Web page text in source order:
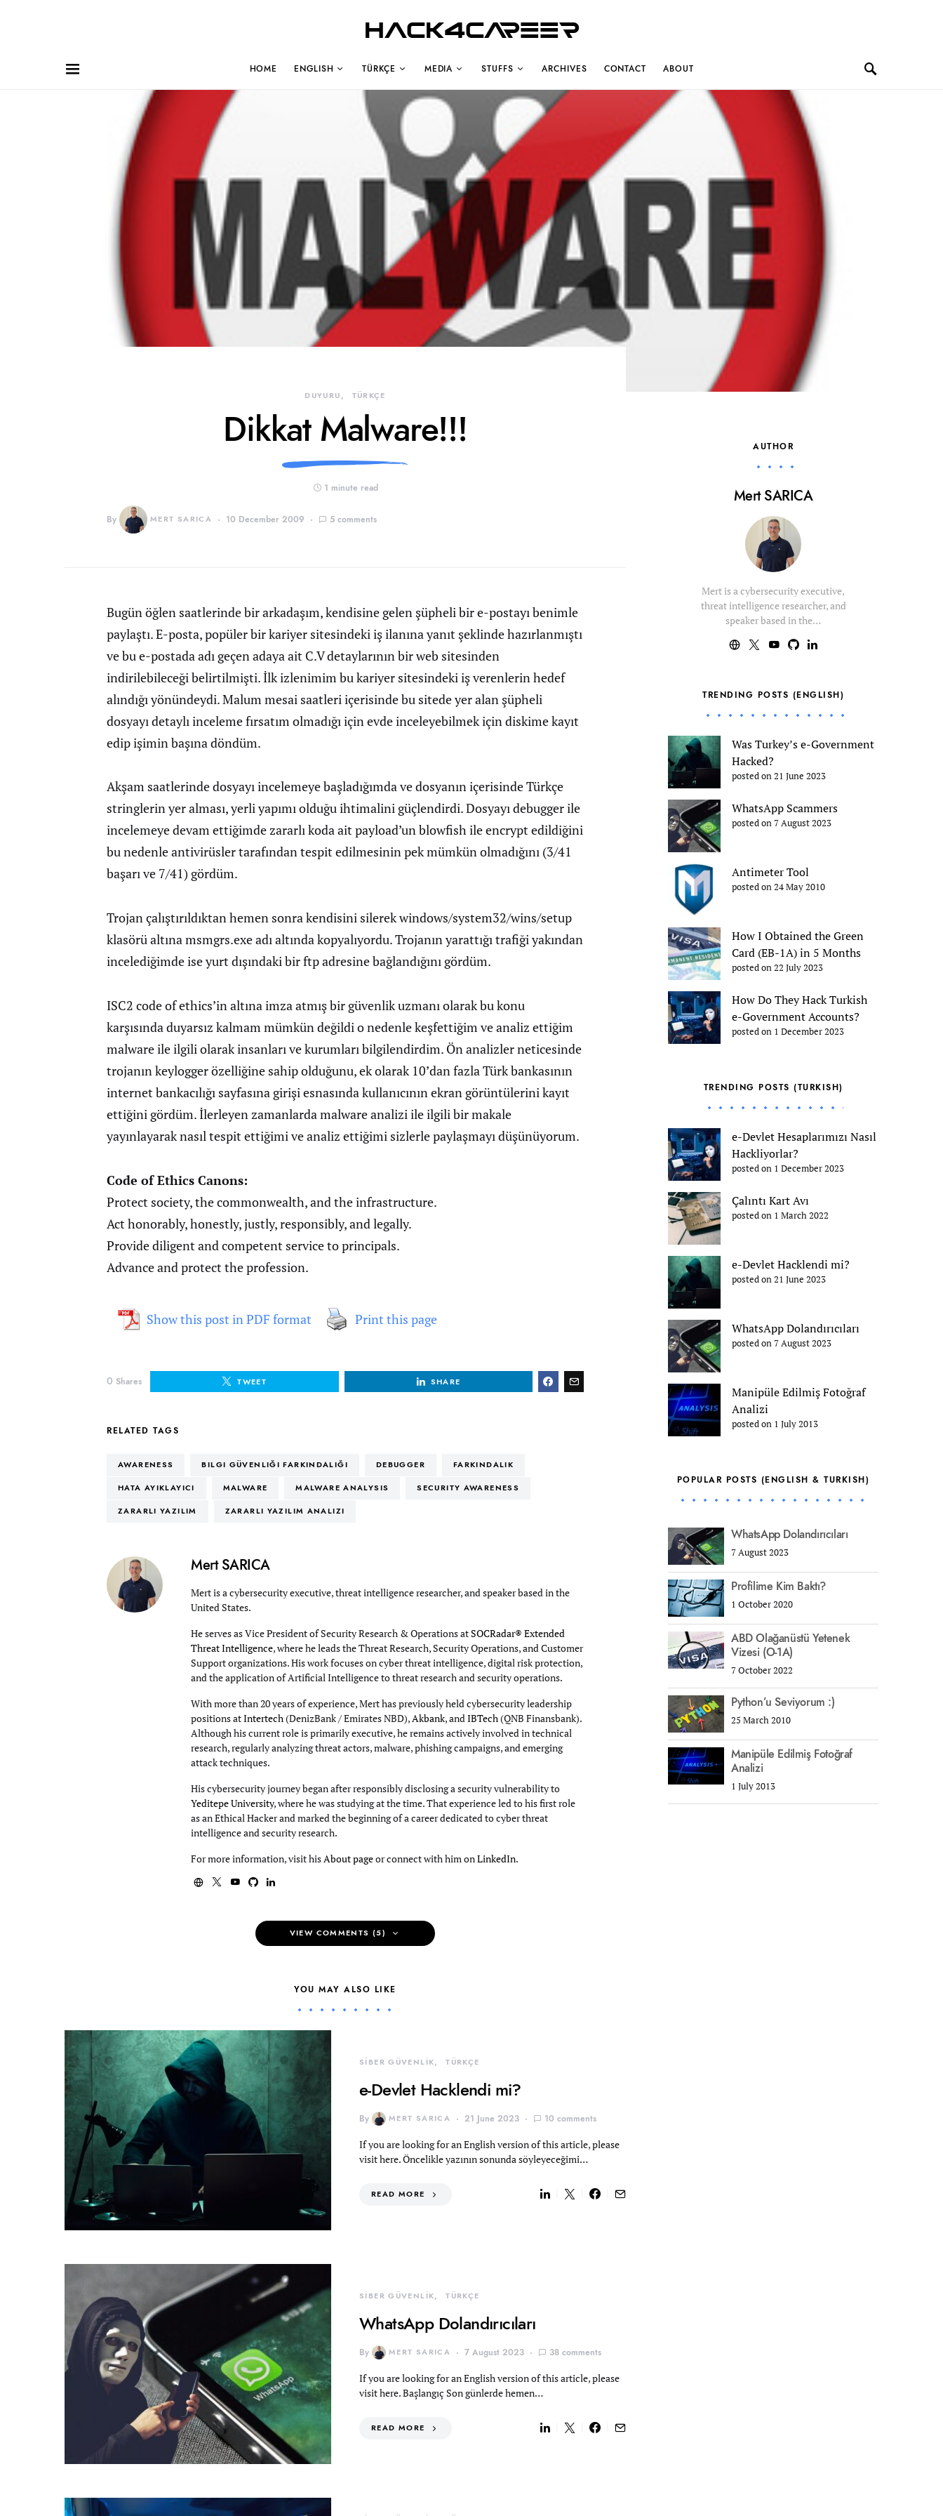
Hack4Career
HOME ENGLISH TÜRKÇE MEDIA STUFFS ARCHIVES CONTACT ABOUT
DUYURU TÜRKÇE
Dikkat Malware!!!
1 minute read
By MERT SARICA 10 December 2009 5 comments
Bugün öğlen saatlerinde bir arkadaşım, kendisine gelen şüpheli bir e-postayı benimle
paylaştı. E-posta, popüler bir kariyer sitesindeki iş ilanına yanıt şeklinde hazırlanmıştı
ve bu e-postada adı geçen adaya ait C.V detaylarının bir web sitesinden
indirilebileceği belirtilmişti. İlk izlenimim bu kariyer sitesindeki iş verenlerin hedef
alındığı yönündeydi. Malum mesai saatleri içerisinde bu sitede yer alan şüpheli
dosyayı detaylı inceleme fırsatım olmadığı için evde inceleyebilmek için diskime kayıt
edip işimin başına döndüm.
Akşam saatlerinde dosyayı incelemeye başladığımda ve dosyanın içerisinde Türkçe
stringlerin yer alması, yerli yapımı olduğu ihtimalini güçlendirdi. Dosyayı debugger ile
incelemeye devam ettiğimde zararlı koda ait payload’un blowfish ile encrypt edildiğini
bu nedenle antivirüsler tarafından tespit edilmesinin pek mümkün olmadığını (3/41
başarı ve 7/41) gördüm.
Trojan çalıştırıldıktan hemen sonra kendisini silerek windows/system32/wins/setup
klasörü altına msmgrs.exe adı altında kopyalıyordu. Trojanın yarattığı trafiği yakından
incelediğimde ise yurt dışındaki bir ftp adresine bağlandığını gördüm.
ISC2 code of ethics’in altına imza atmış bir güvenlik uzmanı olarak bu konu
karşısında duyarsız kalmam mümkün değildi o nedenle keşfettiğim ve analiz ettiğim
malware ile ilgili olarak insanları ve kurumları bilgilendirdim. Ön analizler neticesinde
trojanın keylogger özelliğine sahip olduğunu, ek olarak 10’dan fazla Türk bankasının
internet bankacılığı sayfasına girişi esnasında kullanıcının ekran görüntülerini kayıt
ettiğini gördüm. İlerleyen zamanlarda malware analizi ile ilgili bir makale
yayınlayarak nasıl tespit ettiğimi ve analiz ettiğimi sizlerle paylaşmayı düşünüyorum.
Code of Ethics Canons:
Protect society, the commonwealth, and the infrastructure.
Act honorably, honestly, justly, responsibly, and legally.
Provide diligent and competent service to principals.
Advance and protect the profession.
Show this post in PDF format Print this page
0 Shares TWEET SHARE
RELATED TAGS
AWARENESS BILGI GÜVENLIĞI FARKINDALIĞI DEBUGGER FARKINDALIK
HATA AYIKLAYICI MALWARE MALWARE ANALYSIS SECURITY AWARENESS
ZARARLI YAZILIM ZARARLI YAZILIM ANALIZI
Mert SARICA
Mert is a cybersecurity executive, threat intelligence researcher, and speaker based in the
United States.
He serves as Vice President of Security Research & Operations atSOCRadar® Extended
Threat Intelligence, where he leads the Threat Research, Security Operations, and Customer
Support organizations. His work focuses on cyber threat intelligence, digital risk protection,
and the application of Artificial Intelligence to threat research and security operations.
With more than 20 years of experience, Mert has previously held cybersecurity leadership
positions atIntertech(DenizBank / Emirates NBD),Akbank, andIBTech(QNB Finansbank).
Although his current role is primarily executive, he remains actively involved in technical
research, regularly analyzing threat actors, malware, phishing campaigns, and emerging
attack techniques.
His cybersecurity journey began after responsibly disclosing a security vulnerability to
Yeditepe University, where he was studying at the time. That experience led to his first role
as an Ethical Hacker and marked the beginning of a career dedicated to cyber threat
intelligence and security research.
For more information, visit hisAbout pageor connect with him onLinkedIn.
VIEW COMMENTS (5)
YOU MAY ALSO LIKE
SİBER GÜVENLİK TÜRKÇE
e-Devlet Hacklendi mi?
By MERT SARICA 21 June 2023 10 comments
If you are looking for an English version of this article, please
visit here. Öncelikle yazının sonunda söyleyeceğimi…
READ MORE
SİBER GÜVENLİK TÜRKÇE
WhatsApp Dolandırıcıları
By MERT SARICA 7 August 2023 38 comments
If you are looking for an English version of this article, please
visit here. Başlangıç Son günlerde hemen…
READ MORE
AUTHOR
Mert SARICA
Mert is a cybersecurity executive,
threat intelligence researcher, and
speaker based in the…
TRENDING POSTS (ENGLISH)
Was Turkey’s e-Government
Hacked?
posted on 21 June 2023
WhatsApp Scammers
posted on 7 August 2023
Antimeter Tool
posted on 24 May 2010
How I Obtained the Green
Card (EB-1A) in 5 Months
posted on 22 July 2023
How Do They Hack Turkish
e-Government Accounts?
posted on 1 December 2023
TRENDING POSTS (TURKISH)
e-Devlet Hesaplarımızı Nasıl
Hackliyorlar?
posted on 1 December 2023
Çalıntı Kart Avı
posted on 1 March 2022
e-Devlet Hacklendi mi?
posted on 21 June 2023
WhatsApp Dolandırıcıları
posted on 7 August 2023
Manipüle Edilmiş Fotoğraf
Analizi
posted on 1 July 2013
POPULAR POSTS (ENGLISH & TURKISH)
WhatsApp Dolandırıcıları
7 August 2023
Profilime Kim Baktı?
1 October 2020
ABD Olağanüstü Yetenek
Vizesi (O-1A)
7 October 2022
Python’u Seviyorum :)
25 March 2010
Manipüle Edilmiş Fotoğraf
Analizi
1 July 2013